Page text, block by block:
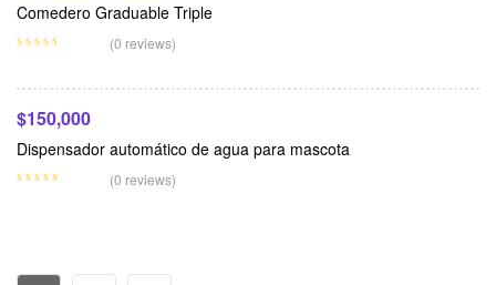
Comedero Graduable Triple
(0 reviews)
$150,000
Dispensador automático de agua para mascota
(0 reviews)